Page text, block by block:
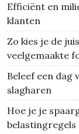
Efficiënt en
klanten
Zo kies je de
veelgemaakte
Beleef een
slagharen
Hoe je je
belastingregels